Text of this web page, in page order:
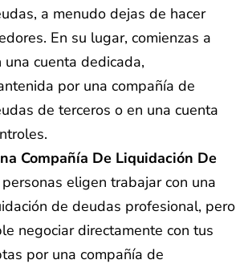
a menudo dejas de hacer
En su lugar, comienzas a
cuenta dedicada,
por una compañía de
de terceros o en una cuenta
Compañía De Liquidación De
eligen trabajar con una
de deudas profesional, pero
negociar directamente con tus
por una compañía de